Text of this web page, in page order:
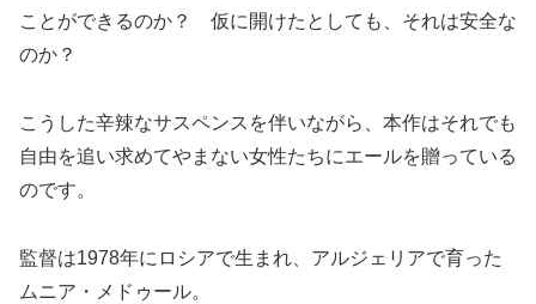
ことができるのか？ 仮に開けたとしても、それは安全な
のか？
こうした辛辣なサスペンスを伴いながら、本作はそれでも
自由を追い求めてやまない女性たちにエールを贈っている
のです。
監督は1978年にロシアで生まれ、アルジェリアで育った
ムニア・メドゥール。